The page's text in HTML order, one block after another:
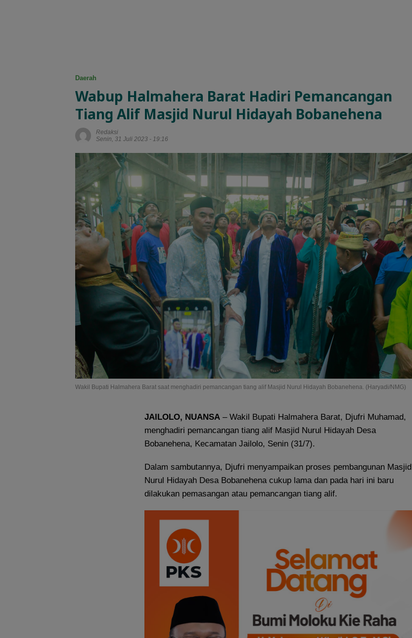
Daerah
Wabup Halmahera Barat Hadiri Pemancangan
Tiang Alif Masjid Nurul Hidayah Bobanehena
Redaksi
Senin, 31 Juli 2023 - 19:16
Wakil Bupati Halmahera Barat saat menghadiri pemancangan tiang alif Masjid Nurul Hidayah Bobanehena. (Haryadi/NMG)
JAILOLO, NUANSA – Wakil Bupati Halmahera Barat, Djufri Muhamad,
menghadiri pemancangan tiang alif Masjid Nurul Hidayah Desa
Bobanehena, Kecamatan Jailolo, Senin (31/7).
Dalam sambutannya, Djufri menyampaikan proses pembangunan Masjid
Nurul Hidayah Desa Bobanehena cukup lama dan pada hari ini baru
dilakukan pemasangan atau pemancangan tiang alif.